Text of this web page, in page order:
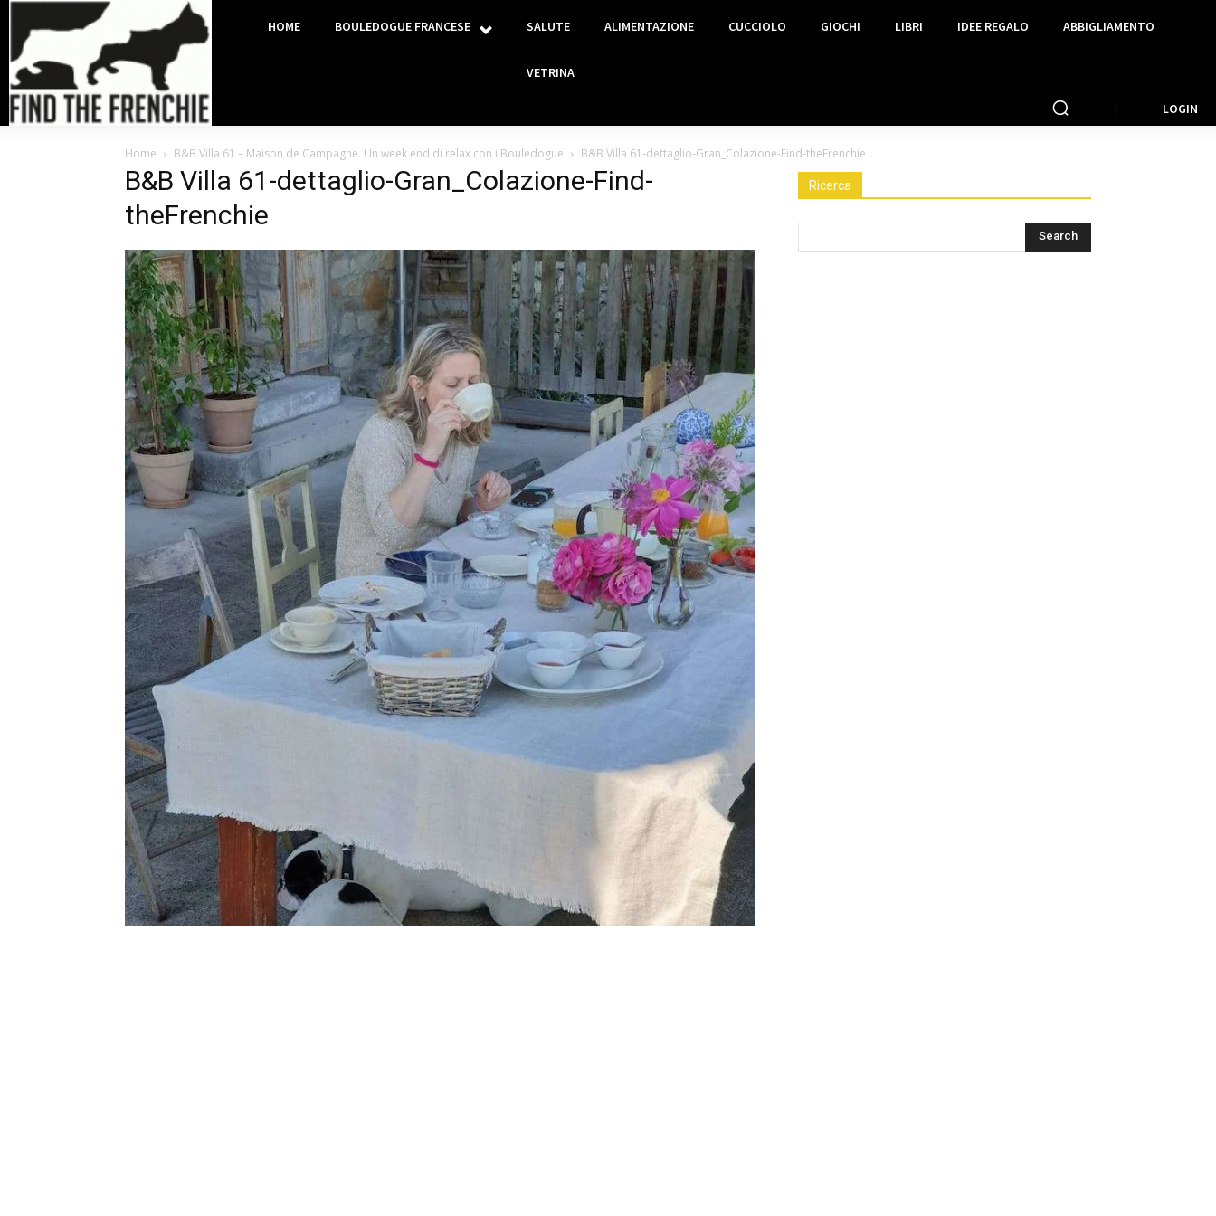
HOME BOULEDOGUE FRANCESE SALUTE ALIMENTAZIONE CUCCIOLO GIOCHI LIBRI IDEE REGALO ABBIGLIAMENTO
VETRINA
LOGIN
Home B&B Villa 61 – Maison de Campagne. Un week end di relax con i Bouledogue B&B Villa 61-dettaglio-Gran_Colazione-Find-theFrenchie
B&B Villa 61-dettaglio-Gran_Colazione-Find-
theFrenchie
Ricerca